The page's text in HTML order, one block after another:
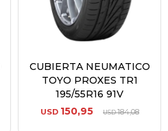
CUBIERTA NEUMATICO
TOYO PROXES TR1
195/55R16 91V
USD 150,95 USD184,08